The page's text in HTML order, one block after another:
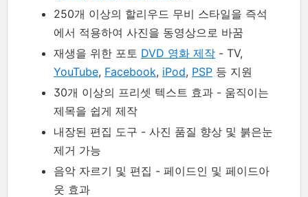
250개 이상의 할리우드 무비 스타일을 즉석
에서 적용하여 사진을 동영상으로 바꿈
재생을 위한 포토 DVD 영화 제작 - TV,
YouTube, Facebook, iPod, PSP 등 지원
30개 이상의 프리셋 텍스트 효과 - 움직이는
제목을 쉽게 제작
내장된 편집 도구 - 사진 품질 향상 및 붉은눈
제거 가능
음악 자르기 및 편집 - 페이드인 및 페이드아
웃 효과